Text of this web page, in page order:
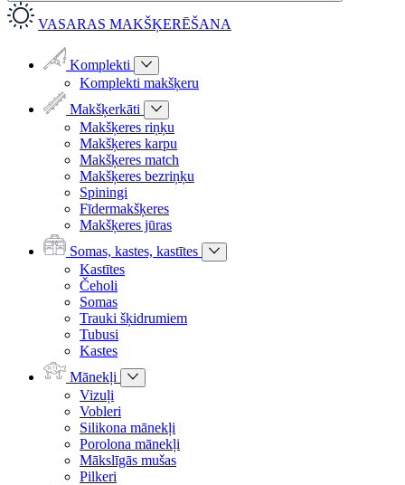
VASARAS MAKŠĶERĒŠANA
Komplekti
Komplekti makšķeru
Makšķerkāti
Makšķeres riņķu
Makšķeres karpu
Makšķeres match
Makšķeres bezriņķu
Spiningi
Fīdermakšķeres
Makšķeres jūras
Somas, kastes, kastītes
Kastītes
Čeholi
Somas
Trauki šķidrumiem
Tubusi
Kastes
Mānekļi
Vizuļi
Vobleri
Silikona mānekļi
Porolona mānekļi
Mākslīgās mušas
Pilkeri